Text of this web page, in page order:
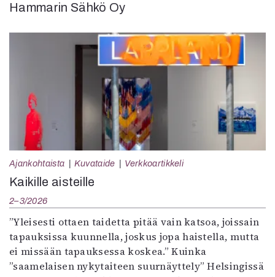
Hammarin Sähkö Oy
Ajankohtaista Kuvataide Verkkoartikkeli
Kaikille aisteille
2–3/2026
”Yleisesti ottaen taidetta pitää vain katsoa, joissain
tapauksissa kuunnella, joskus jopa haistella, mutta
ei missään tapauksessa koskea.” Kuinka
”saamelaisen nykytaiteen suurnäyttely” Helsingissä